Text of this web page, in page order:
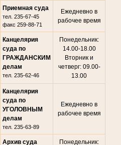
Приемная суда
тел. 235-67-45
факс 259-88-71
Ежедневно в
рабочее время
Канцелярия
суда по
ГРАЖДАНСКИМ
делам
тел. 235-62-46
Понедельник:
14.00-18.00
Вторник и
четверг: 09.00-
13.00
Канцелярия
суда по
УГОЛОВНЫМ
делам
тел. 235-63-89
Ежедневно в
рабочее время
Архив суда Понедельник: